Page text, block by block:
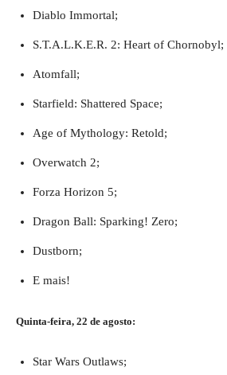
Diablo Immortal;
S.T.A.L.K.E.R. 2: Heart of Chornobyl;
Atomfall;
Starfield: Shattered Space;
Age of Mythology: Retold;
Overwatch 2;
Forza Horizon 5;
Dragon Ball: Sparking! Zero;
Dustborn;
E mais!
Quinta-feira, 22 de agosto:
Star Wars Outlaws;